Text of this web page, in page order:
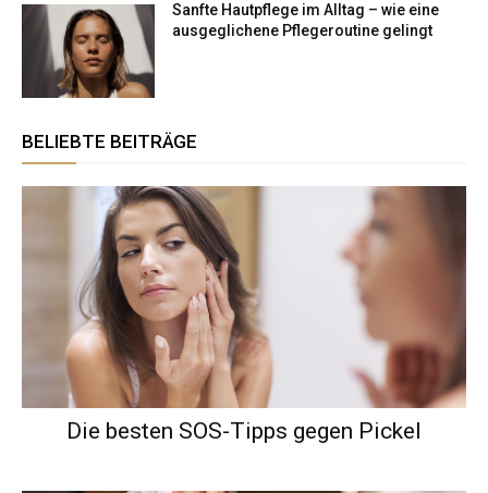
Sanfte Hautpflege im Alltag – wie eine
ausgeglichene Pflegeroutine gelingt
BELIEBTE BEITRÄGE
Die besten SOS-Tipps gegen Pickel